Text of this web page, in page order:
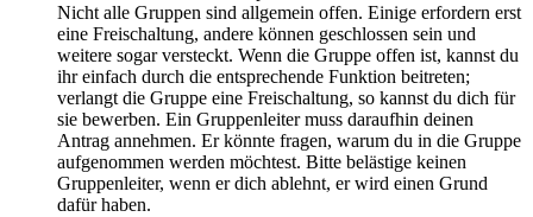
Nicht alle Gruppen sind allgemein offen. Einige erfordern erst
eine Freischaltung, andere können geschlossen sein und
weitere sogar versteckt. Wenn die Gruppe offen ist, kannst du
ihr einfach durch die entsprechende Funktion beitreten;
verlangt die Gruppe eine Freischaltung, so kannst du dich für
sie bewerben. Ein Gruppenleiter muss daraufhin deinen
Antrag annehmen. Er könnte fragen, warum du in die Gruppe
aufgenommen werden möchtest. Bitte belästige keinen
Gruppenleiter, wenn er dich ablehnt, er wird einen Grund
dafür haben.